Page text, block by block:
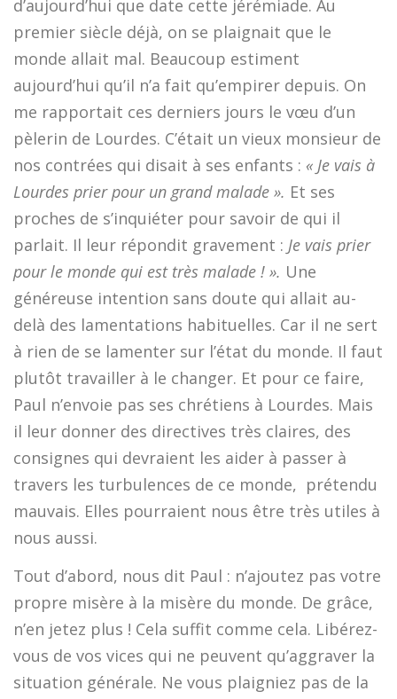
d’aujourd’hui que date cette jérémiade. Au
premier siècle déjà, on se plaignait que le
monde allait mal. Beaucoup estiment
aujourd’hui qu’il n’a fait qu’empirer depuis. On
me rapportait ces derniers jours le vœu d’un
pèlerin de Lourdes. C’était un vieux monsieur de
nos contrées qui disait à ses enfants : « Je vais à
Lourdes prier pour un grand malade ». Et ses
proches de s’inquiéter pour savoir de qui il
parlait. Il leur répondit gravement : Je vais prier
pour le monde qui est très malade ! ». Une
généreuse intention sans doute qui allait au-
delà des lamentations habituelles. Car il ne sert
à rien de se lamenter sur l’état du monde. Il faut
plutôt travailler à le changer. Et pour ce faire,
Paul n’envoie pas ses chrétiens à Lourdes. Mais
il leur donner des directives très claires, des
consignes qui devraient les aider à passer à
travers les turbulences de ce monde, prétendu
mauvais. Elles pourraient nous être très utiles à
nous aussi.
Tout d’abord, nous dit Paul : n’ajoutez pas votre
propre misère à la misère du monde. De grâce,
n’en jetez plus ! Cela suffit comme cela. Libérez-
vous de vos vices qui ne peuvent qu’aggraver la
situation générale. Ne vous plaigniez pas de la